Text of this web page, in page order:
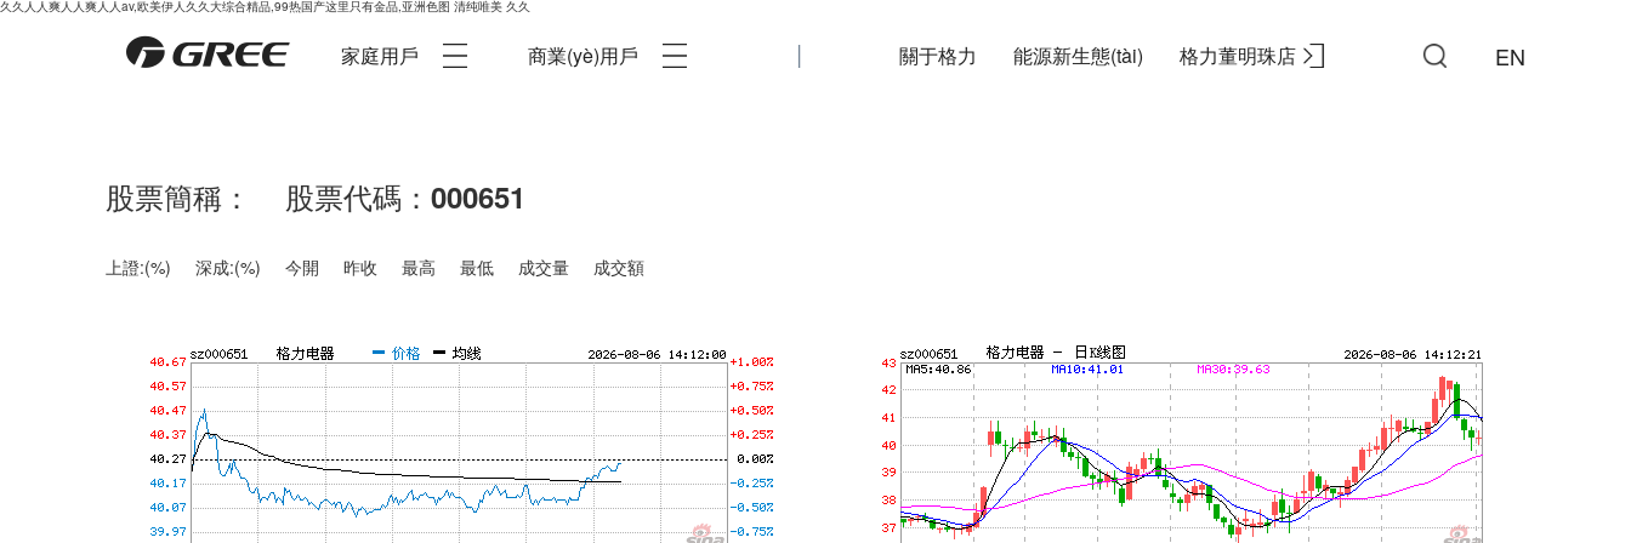
久久人人爽人人爽人人av,欧美伊人久久大综合精品,99热国产这里只有金品,亚洲色图 清纯唯美 久久
家庭用戶 商業(yè)用戶 | 關于格力 能源新生態(tài) 格力董明珠店 EN
股票簡稱： 股票代碼： 000651
上證:(%) 深成:(%) 今開 昨收 最高 最低 成交量 成交額